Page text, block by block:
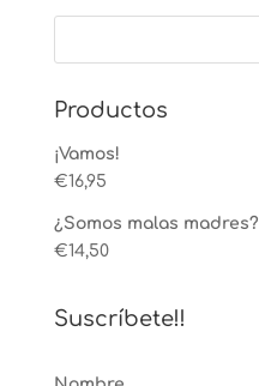
Productos
¡Vamos!
€16,95
¿Somos malas madres?
€14,50
Suscríbete!!